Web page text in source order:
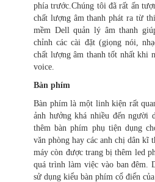
phía trước.Chúng tôi đã rất ấn
chất lượng âm thanh phát ra từ
mềm Dell quản lý âm thanh
chỉnh các cài đặt (giọng nói,
chất lượng âm thanh tốt nhất khi
voice.
Bàn phím
Bàn phím là một linh kiện rất
ảnh hưởng khá nhiều đến người
thêm bàn phím phụ tiện dụng
văn phòng hay các anh chị dân kĩ
máy còn được trang bị thêm led
quá trình làm việc vào ban đêm.
sử dụng kiểu bàn phím cổ điển